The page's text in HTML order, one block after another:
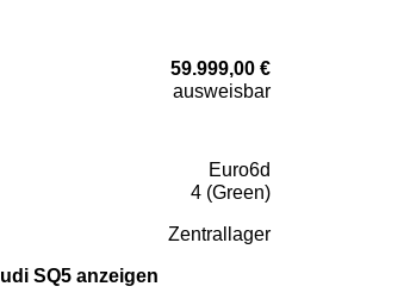
59.999,00 €
ausweisbar
Euro6d
4 (Green)
Zentrallager
SQ5 anzeigen